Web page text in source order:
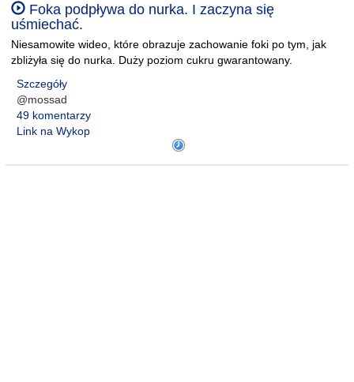
Foka podpływa do nurka. I zaczyna się
uśmiechać.
Niesamowite wideo, które obrazuje zachowanie foki po tym, jak
zbliżyła się do nurka. Duży poziom cukru gwarantowany.
Szczegóły
@mossad
49 komentarzy
Link na Wykop